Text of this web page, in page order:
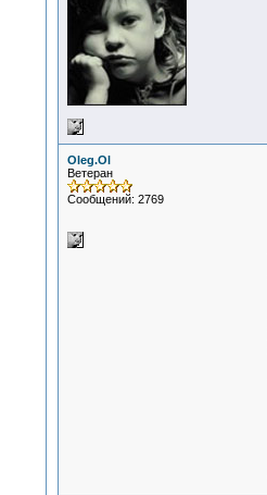
Oleg.Ol
Ветеран
Сообщений: 2769